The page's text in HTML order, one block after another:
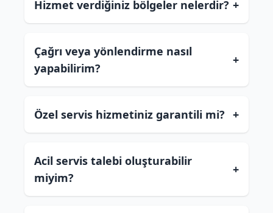
Hizmet verdiğiniz bölgeler nelerdir? +
Çağrı veya yönlendirme nasıl
yapabilirim?
+
Özel servis hizmetiniz garantili mi? +
Acil servis talebi oluşturabilir
miyim?
+